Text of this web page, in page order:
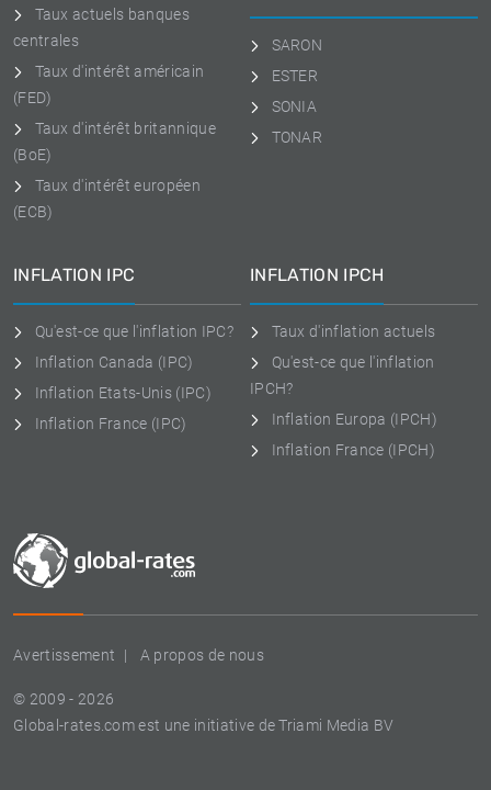
Avertissement A propos de nous
© 2009 - 2026
Global-rates.com est une initiative de Triami Media BV
Taux actuels banques
centrales
Taux d'intérêt américain
(FED)
Taux d'intérêt britannique
(BoE)
Taux d'intérêt européen
(ECB)
SARON
ESTER
SONIA
TONAR
INFLATION IPC
Qu'est-ce que l'inflation IPC?
Inflation Canada (IPC)
Inflation Etats-Unis (IPC)
Inflation France (IPC)
INFLATION IPCH
Taux d'inflation actuels
Qu'est-ce que l'inflation
IPCH?
Inflation Europa (IPCH)
Inflation France (IPCH)